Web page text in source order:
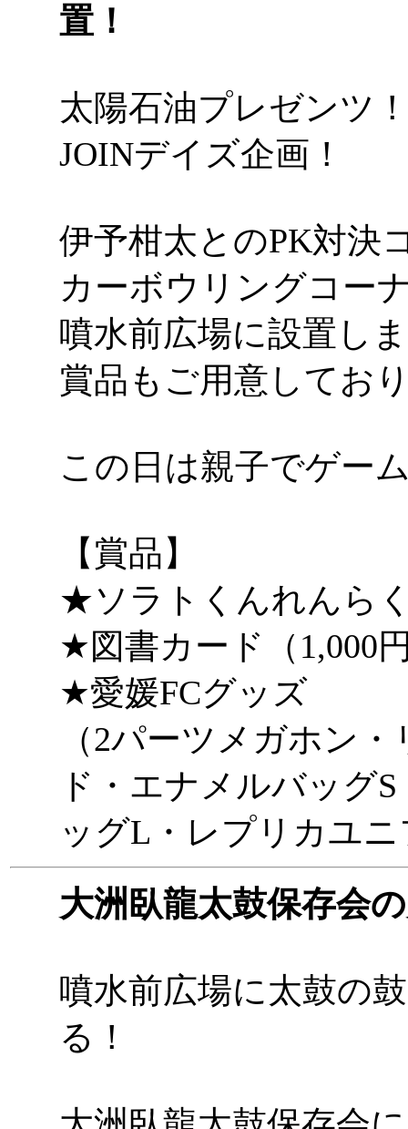
置！
太陽石油プレゼンツ
JOINデイズ企画！
伊予柑太とのPK対決
カーボウリングコー
噴水前広場に設置し
賞品もご用意してお
この日は親子でゲー
【賞品】
★ソラトくんれんら
★図書カード（1,000
★愛媛FCグッズ
（2パーツメガホン
ド・エナメルバッグ
ッグL・レプリカユ
大洲臥龍太鼓保存会
噴水前広場に太鼓の
る！